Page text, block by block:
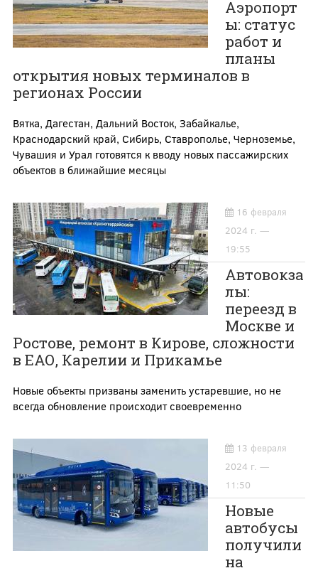
Аэропорт
ы: статус
работ и
планы
открытия новых терминалов в
регионах России
Вятка, Дагестан, Дальний Восток, Забайкалье,
Краснодарский край, Сибирь, Ставрополье, Черноземье,
Чувашия и Урал готовятся к вводу новых пассажирских
объектов в ближайшие месяцы
16 февраля
2024 г. —
19:55
Автовокза
лы:
переезд в
Москве и
Ростове, ремонт в Кирове, сложности
в ЕАО, Карелии и Прикамье
Новые объекты призваны заменить устаревшие, но не
всегда обновление происходит своевременно
13 февраля
2024 г. —
11:50
Новые
автобусы
получили
на